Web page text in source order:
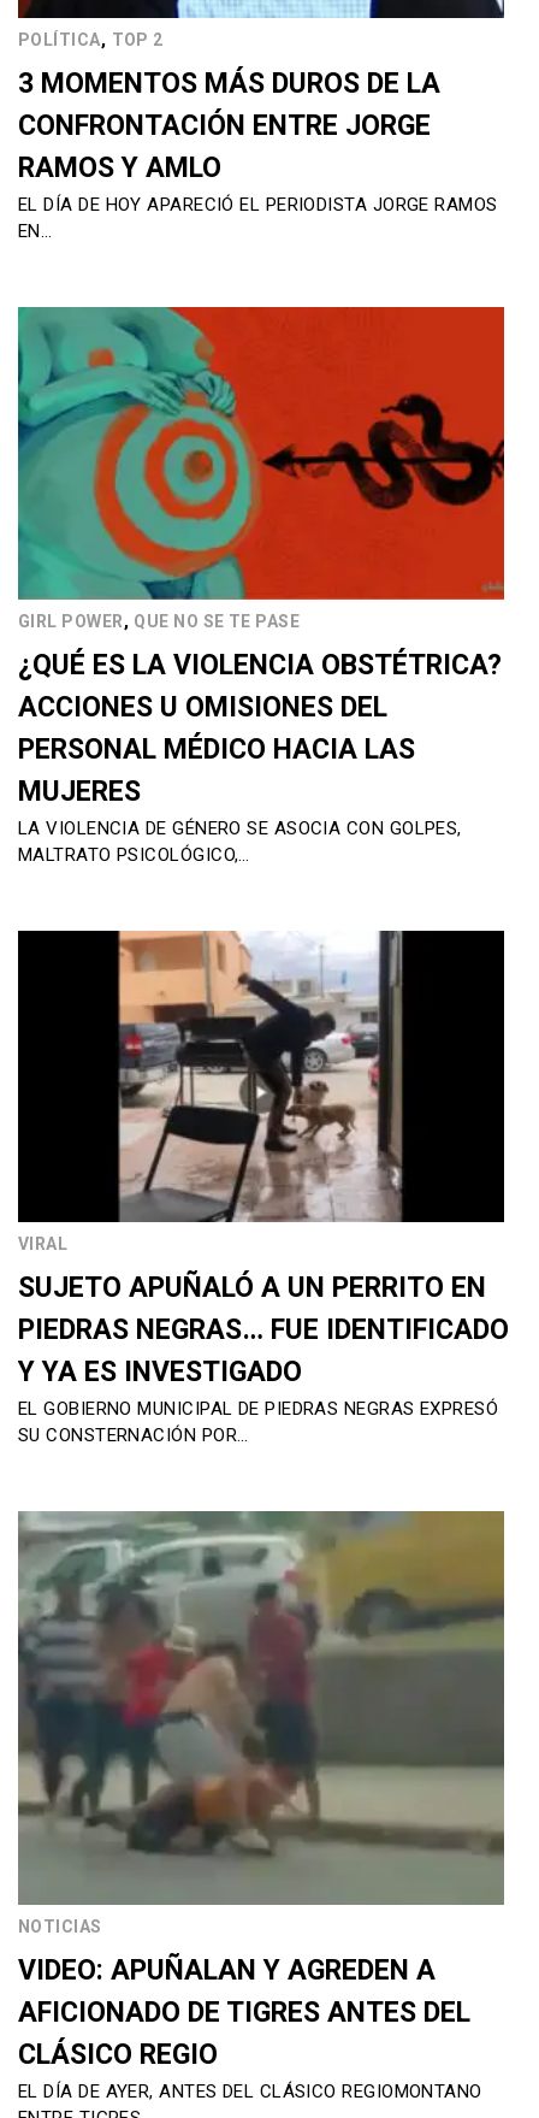
POLÍTICA, TOP 2
3 MOMENTOS MÁS DUROS DE LA
CONFRONTACIÓN ENTRE JORGE
RAMOS Y AMLO
EL DÍA DE HOY APARECIÓ EL PERIODISTA JORGE RAMOS
EN…
GIRL POWER, QUE NO SE TE PASE
¿QUÉ ES LA VIOLENCIA OBSTÉTRICA?
ACCIONES U OMISIONES DEL
PERSONAL MÉDICO HACIA LAS
MUJERES
LA VIOLENCIA DE GÉNERO SE ASOCIA CON GOLPES,
MALTRATO PSICOLÓGICO,…
VIRAL
SUJETO APUÑALÓ A UN PERRITO EN
PIEDRAS NEGRAS… FUE IDENTIFICADO
Y YA ES INVESTIGADO
EL GOBIERNO MUNICIPAL DE PIEDRAS NEGRAS EXPRESÓ
SU CONSTERNACIÓN POR…
NOTICIAS
VIDEO: APUÑALAN Y AGREDEN A
AFICIONADO DE TIGRES ANTES DEL
CLÁSICO REGIO
EL DÍA DE AYER, ANTES DEL CLÁSICO REGIOMONTANO